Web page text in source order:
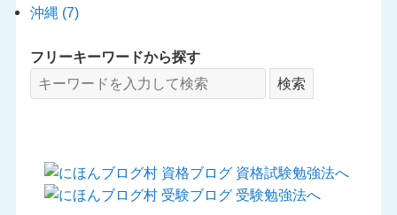
沖縄 (7)
フリーキーワードから探す